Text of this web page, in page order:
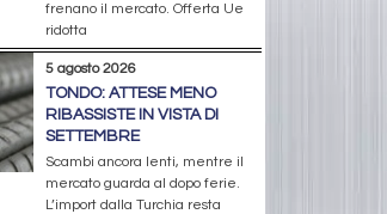
frenano il mercato. Offerta Ue
ridotta
5 agosto 2026
TONDO: ATTESE MENO
RIBASSISTE IN VISTA DI
SETTEMBRE
Scambi ancora lenti, mentre il
mercato guarda al dopo ferie.
L’import dalla Turchia resta